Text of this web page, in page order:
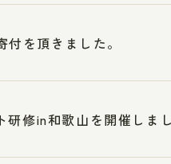
を頂きました。
修in和歌山を開催しま